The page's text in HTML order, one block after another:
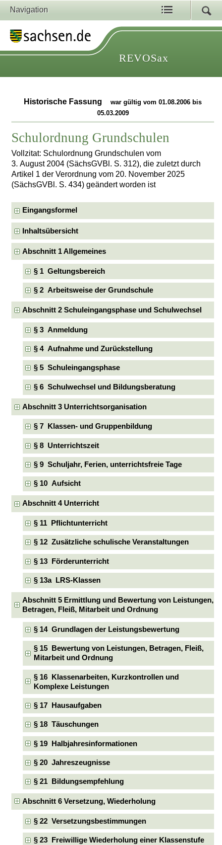
Navigation
REVOSax
Historische Fassung
war gültig vom 01.08.2006 bis
05.03.2009
Schulordnung Grundschulen
Vollzitat: Schulordnung Grundschulen vom
3. August 2004 (SächsGVBl. S. 312), die zuletzt durch
Artikel 1 der Verordnung vom 20. November 2025
(SächsGVBl. S. 434) geändert worden ist
Eingangsformel
Inhaltsübersicht
Abschnitt 1 Allgemeines
§ 1 Geltungsbereich
§ 2 Arbeitsweise der Grundschule
Abschnitt 2 Schuleingangsphase und Schulwechsel
§ 3 Anmeldung
§ 4 Aufnahme und Zurückstellung
§ 5 Schuleingangsphase
§ 6 Schulwechsel und Bildungsberatung
Abschnitt 3 Unterrichtsorganisation
§ 7 Klassen- und Gruppenbildung
§ 8 Unterrichtszeit
§ 9 Schuljahr, Ferien, unterrichtsfreie Tage
§ 10 Aufsicht
Abschnitt 4 Unterricht
§ 11 Pflichtunterricht
§ 12 Zusätzliche schulische Veranstaltungen
§ 13 Förderunterricht
§ 13a LRS-Klassen
Abschnitt 5 Ermittlung und Bewertung von Leistungen,
Betragen, Fleiß, Mitarbeit und Ordnung
§ 14 Grundlagen der Leistungsbewertung
§ 15 Bewertung von Leistungen, Betragen, Fleiß,
Mitarbeit und Ordnung
§ 16 Klassenarbeiten, Kurzkontrollen und
Komplexe Leistungen
§ 17 Hausaufgaben
§ 18 Täuschungen
§ 19 Halbjahresinformationen
§ 20 Jahreszeugnisse
§ 21 Bildungsempfehlung
Abschnitt 6 Versetzung, Wiederholung
§ 22 Versetzungsbestimmungen
§ 23 Freiwillige Wiederholung einer Klassenstufe